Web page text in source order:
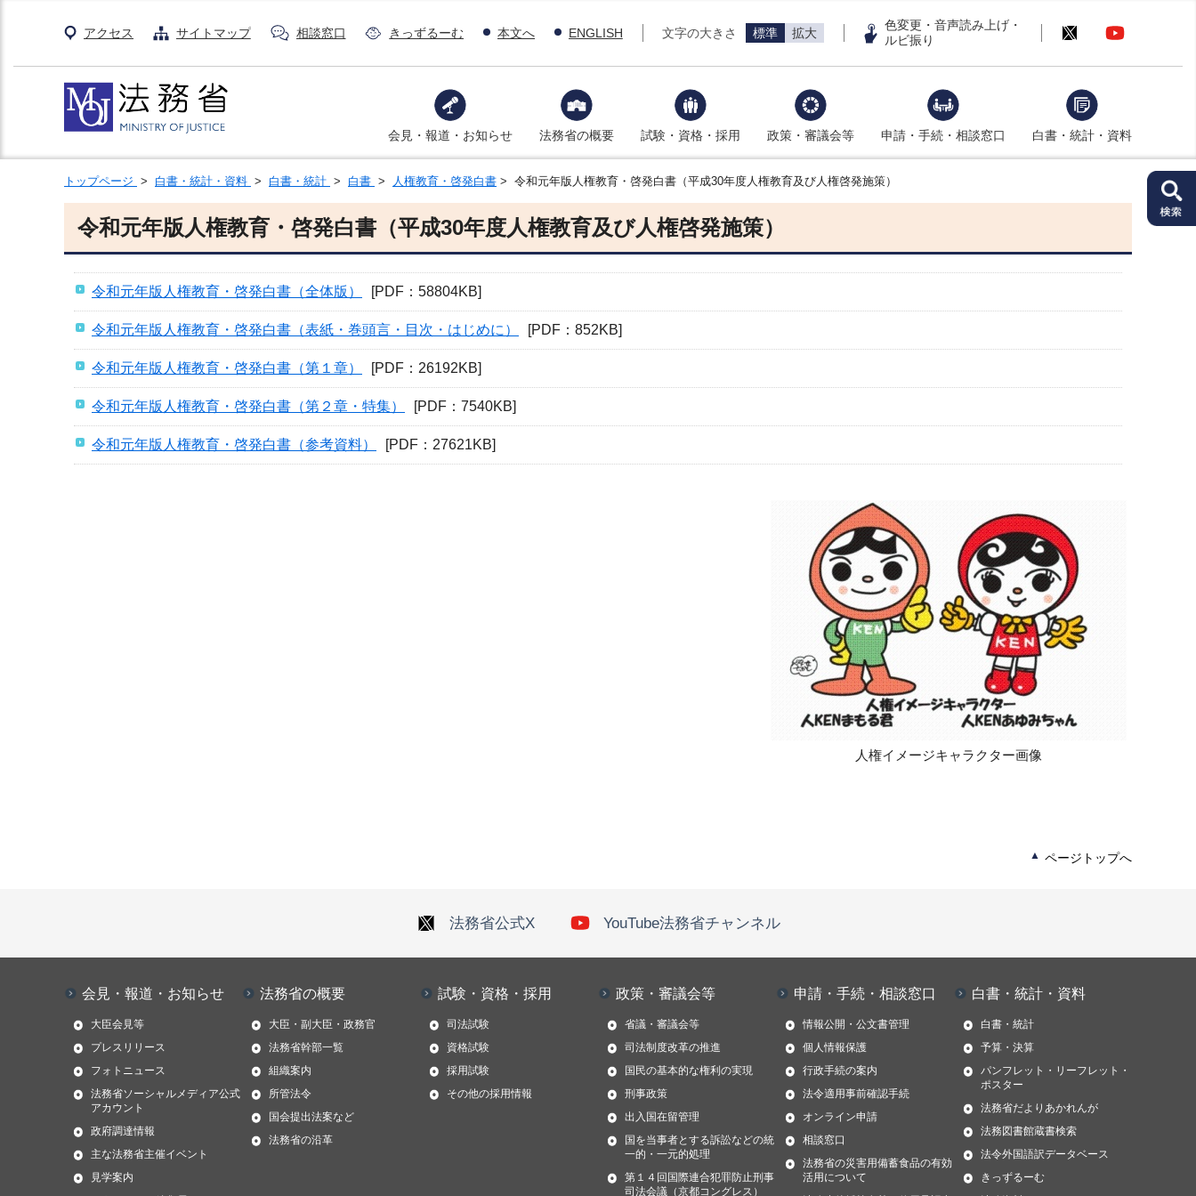
アクセス サイトマップ 相談窓口 きっずるーむ 本文へ ENGLISH 文字の大きさ 標準 拡大
色変更・音声読み上げ・
ルビ振り
会見・報道・お知らせ 法務省の概要 試験・資格・採用 政策・審議会等 申請・手続・相談窓口 白書・統計・資料
トップページ > 白書・統計・資料 > 白書・統計 > 白書 > 人権教育・啓発白書 > 令和元年版人権教育・啓発白書（平成30年度人権教育及び人権啓発施策）
令和元年版人権教育・啓発白書（平成30年度人権教育及び人権啓発施策）
令和元年版人権教育・啓発白書（全体版） [PDF：58804KB]
令和元年版人権教育・啓発白書（表紙・巻頭言・目次・はじめに） [PDF：852KB]
令和元年版人権教育・啓発白書（第１章） [PDF：26192KB]
令和元年版人権教育・啓発白書（第２章・特集） [PDF：7540KB]
令和元年版人権教育・啓発白書（参考資料） [PDF：27621KB]
人権イメージキャラクター画像
ページトップへ
法務省公式X YouTube法務省チャンネル
会見・報道・お知らせ
大臣会見等
プレスリリース
フォトニュース
法務省ソーシャルメディア公式
アカウント
政府調達情報
主な法務省主催イベント
見学案内
法務省の概要
大臣・副大臣・政務官
法務省幹部一覧
組織案内
所管法令
国会提出法案など
法務省の沿革
試験・資格・採用
司法試験
資格試験
採用試験
その他の採用情報
政策・審議会等
省議・審議会等
司法制度改革の推進
国民の基本的な権利の実現
刑事政策
出入国在留管理
国を当事者とする訴訟などの統
一的・一元的処理
第１４回国際連合犯罪防止刑事
司法会議（京都コングレス）
申請・手続・相談窓口
情報公開・公文書管理
個人情報保護
行政手続の案内
法令適用事前確認手続
オンライン申請
相談窓口
法務省の災害用備蓄食品の有効
活用について
白書・統計・資料
白書・統計
予算・決算
パンフレット・リーフレット・
ポスター
法務省だよりあかれんが
法務図書館蔵書検索
法令外国語訳データベース
きっずるーむ